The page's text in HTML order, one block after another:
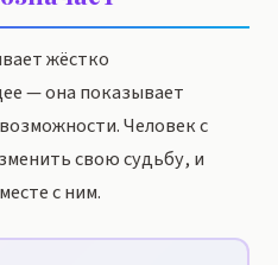
жёстко
— она показывает
Человек с
свою судьбу, и
с ним.